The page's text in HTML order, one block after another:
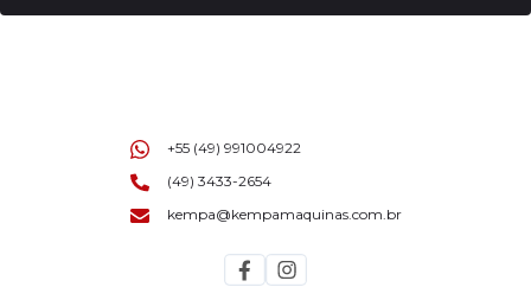
+55 (49) 991004922
(49) 3433-2654
kempa@kempamaquinas.com.br